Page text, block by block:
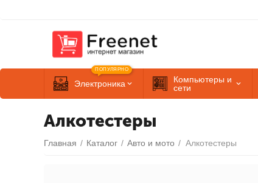
Электроника
ПОПУЛЯРНО
Компьютеры и
сети
Алкотестеры
Главная / Каталог / Авто и мото / Алкотестеры